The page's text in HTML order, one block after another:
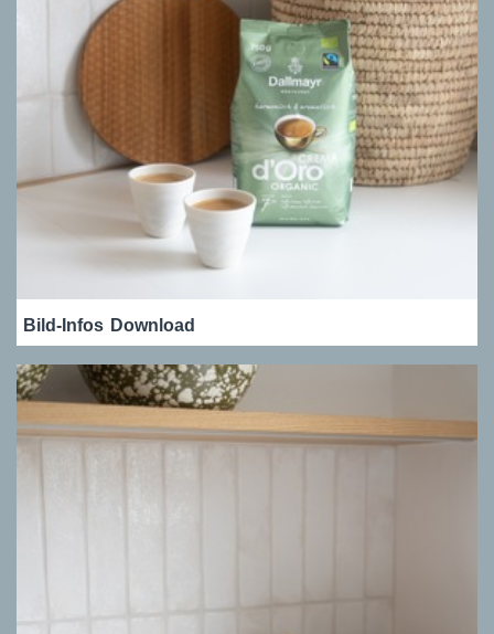
Bild-Infos Download